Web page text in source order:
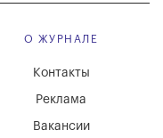
О ЖУРНАЛЕ
Вакансии
Реклама
Контакты